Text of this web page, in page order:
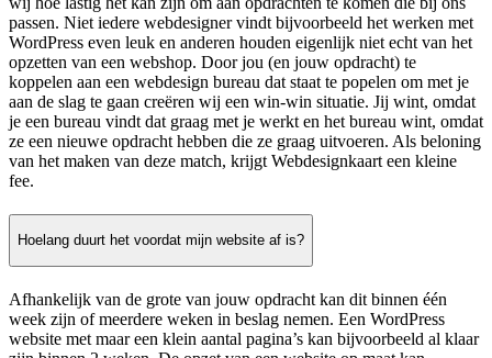
passen. Niet iedere webdesigner vindt bijvoorbeeld het werken met
WordPress even leuk en anderen houden eigenlijk niet echt van het
opzetten van een webshop. Door jou (en jouw opdracht) te
koppelen aan een webdesign bureau dat staat te popelen om met je
aan de slag te gaan creëren wij een win-win situatie. Jij wint, omdat
je een bureau vindt dat graag met je werkt en het bureau wint, omdat
ze een nieuwe opdracht hebben die ze graag uitvoeren. Als beloning
van het maken van deze match, krijgt Webdesignkaart een kleine
fee.
Hoelang duurt het voordat mijn website af is?
Afhankelijk van de grote van jouw opdracht kan dit binnen één
week zijn of meerdere weken in beslag nemen. Een WordPress
website met maar een klein aantal pagina’s kan bijvoorbeeld al klaar